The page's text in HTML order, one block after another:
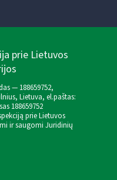
prie Lietuvos
— 188659752,
Lietuva, el.paštas:
188659752
prie Lietuvos
ir saugomi Juridinių